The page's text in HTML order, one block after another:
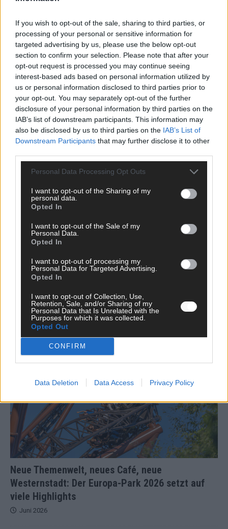
If you wish to opt-out of the sale, sharing to third parties, or
processing of your personal or sensitive information for
targeted advertising by us, please use the below opt-out
section to confirm your selection. Please note that after your
opt-out request is processed you may continue seeing
interest-based ads based on personal information utilized by
us or personal information disclosed to third parties prior to
your opt-out. You may separately opt-out of the further
disclosure of your personal information by third parties on the
IAB’s list of downstream participants. This information may
also be disclosed by us to third parties on the IAB’s List of
Downstream Participants that may further disclose it to other
Personal Data Processing Opt Outs
I want to opt-out of the Sharing of my
personal data.
Opted In
I want to opt-out of the Sale of my
Personal Data.
Opted In
I want to opt-out of processing my
Personal Data for Targeted Advertising.
Opted In
I want to opt-out of Collection, Use,
Retention, Sale, and/or Sharing of my
Personal Data that Is Unrelated with the
Purposes for which it was collected.
Opted Out
CONFIRM
Data Deletion Data Access Privacy Policy
Perspektive. Mit * gekennzeichnete Angaben sind Pflichtfelder.
Bitte nutze deinen Klarnamen (Vor- und Nachname) und eine
gültige E-Mail-Adresse (wird nicht veröffentlicht). Wir prüfen
jeden Kommentar kurz. Beiträge, die unsereNetiquette
respektieren, werden freigeschaltet; Hassrede, Beleidigungen,
Hetze, Spam oder Werbung werden nicht veröffentlicht. Es
gelten unsere
Datenschutzvereinbarungen
Kommentar
Benachrichtige mich über nachfolgende Kommentare via E-
Benachrichtige mich über neue Beiträge via E-Mail.
JETZT ANGESAGT
Neue Themenwelt, neues Café, neue
Westernstadt: Der Europa-Park 2026 setzt auf
viele Highlights
Juni 2026